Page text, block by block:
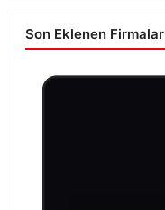
Son Eklenen Firmalar